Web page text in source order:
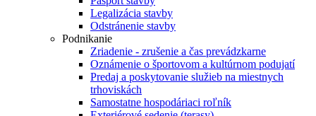
Legalizácia stavby
Odstránenie stavby
Podnikanie
Zriadenie - zrušenie a čas prevádzkarne
Oznámenie o športovom a kultúrnom podujatí
Predaj a poskytovanie služieb na miestnych
trhoviskách
Samostatne hospodáriaci roľník